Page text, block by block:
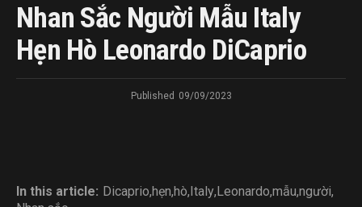
Nhan Sắc Người Mẫu Italy
Hẹn Hò Leonardo DiCaprio
Published 09/09/2023
In this article: Dicaprio,hẹn,hò,Italy,Leonardo,mẫu,người,